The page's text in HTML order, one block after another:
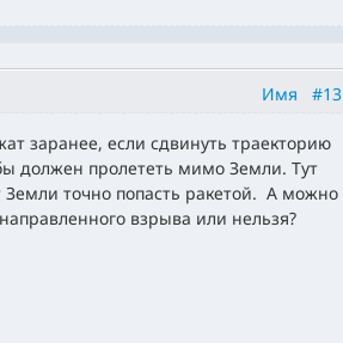
Имя #13
заранее, если сдвинуть траекторию
должен пролететь мимо Земли. Тут
Земли точно попасть ракетой. А можно
взрыва или нельзя?